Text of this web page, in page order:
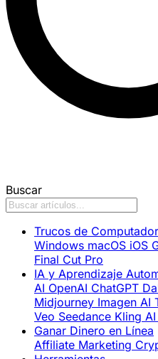
Buscar
Trucos de
Windows macOS iOS
Final Cut Pro
IA y Aprendizaje
AI OpenAI ChatGPT
Midjourney Imagen AI
Veo Seedance Kling AI
Ganar Dinero en Línea
Affiliate Marketing